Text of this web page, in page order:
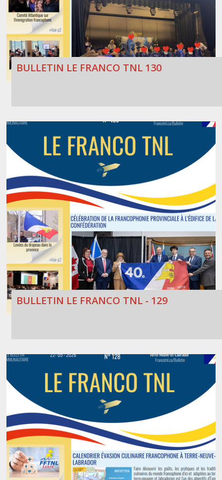
BULLETIN LE FRANCO TNL 130
BULLETIN LE FRANCO TNL - 129